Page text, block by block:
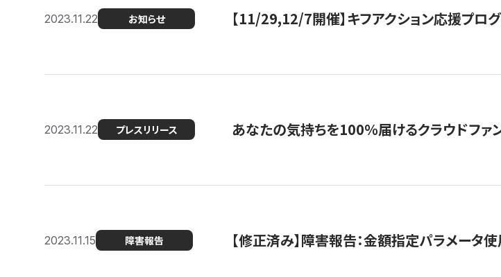
2023.11.22 お知らせ 【11/29,12/7開催】キフアクション応援プロ
2023.11.22 プレスリリース あなたの気持ちを100％届けるクラウドファ
2023.11.15 障害報告 【修正済み】障害報告：金額指定パラメータ